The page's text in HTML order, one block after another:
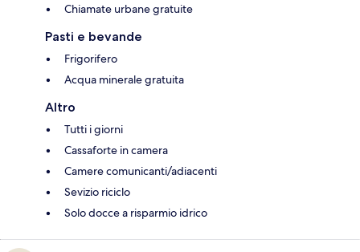
Chiamate urbane gratuite
Pasti e bevande
Frigorifero
Acqua minerale gratuita
Altro
Tutti i giorni
Cassaforte in camera
Camere comunicanti/adiacenti
Sevizio riciclo
Solo docce a risparmio idrico